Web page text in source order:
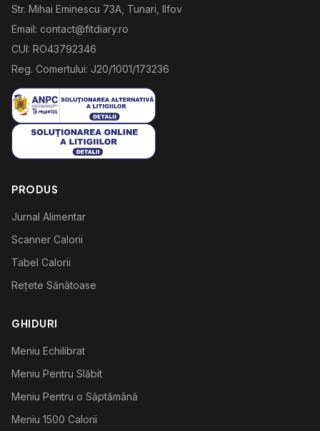
Str. Mihai Eminescu 73A, Tunari, Ilfov
Email: contact@fitdiary.ro
CUI: RO43792346
Reg. Comertului: J20/1001/173236
PRODUS
Jurnal Alimentar
Scanner Calorii
Tabel Calorii
Rețete Sănătoase
GHIDURI
Meniu Echilibrat
Meniu Pentru Slăbit
Meniu Pentru o Săptămână
Meniu 1500 Calorii